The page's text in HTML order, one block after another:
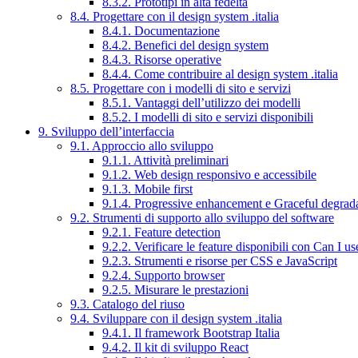
8.4. Progettare con il design system .italia
8.4.1. Documentazione
8.4.2. Benefici del design system
8.4.3. Risorse operative
8.4.4. Come contribuire al design system .italia
8.5. Progettare con i modelli di sito e servizi
8.5.1. Vantaggi dell’utilizzo dei modelli
8.5.2. I modelli di sito e servizi disponibili
9. Sviluppo dell’interfaccia
9.1. Approccio allo sviluppo
9.1.1. Attività preliminari
9.1.2. Web design responsivo e accessibile
9.1.3. Mobile first
9.1.4. Progressive enhancement e Graceful
9.2. Strumenti di supporto allo sviluppo del software
9.2.1. Feature detection
9.2.2. Verificare le feature disponibili con Can I
9.2.3. Strumenti e risorse per CSS e JavaScript
9.2.4. Supporto browser
9.2.5. Misurare le prestazioni
9.3. Catalogo del riuso
9.4. Sviluppare con il design system .italia
9.4.1. Il framework Bootstrap Italia
9.4.2. Il kit di sviluppo React